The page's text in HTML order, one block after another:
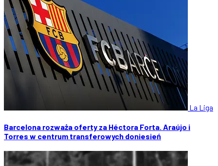
La Liga
Barcelona rozważa oferty za Héctora Forta. Araújo i
Torres w centrum transferowych doniesień